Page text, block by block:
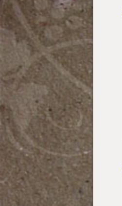
Punkte: 3
Punkte: 3
5
Punkte: 5
Punkte: 5
Millau Punkte: 5
Gault-Millau Punkte: 5